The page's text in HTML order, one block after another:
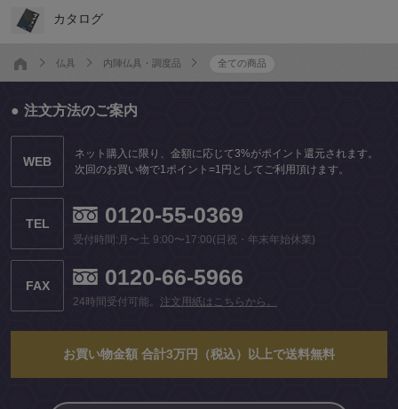
カタログ
仏具 内陣仏具・調度品 全ての商品
注文方法のご案内
WEB
ネット購入に限り、金額に応じて3%がポイント還元されます。
次回のお買い物で1ポイント=1円としてご利用頂けます。
TEL 0120-55-0369
受付時間:月〜土 9:00〜17:00(日祝・年末年始休業)
FAX 0120-66-5966
24時間受付可能。 注文用紙はこちらから。
お買い物金額 合計3万円（税込）以上で送料無料